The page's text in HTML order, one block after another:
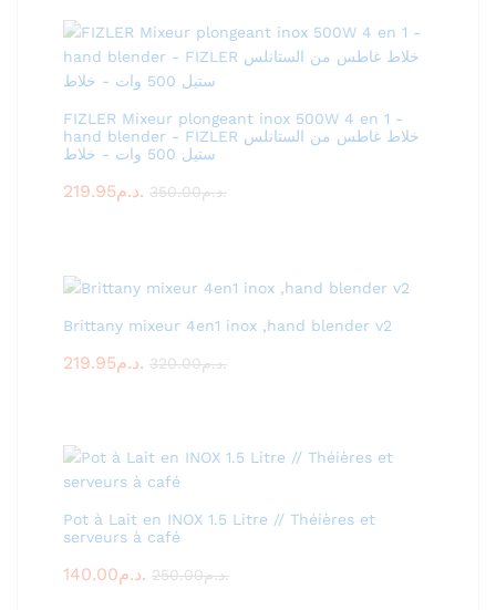
FIZLER Mixeur plongeant inox 500W 4 en 1 -
hand blender - FIZLER خلاط غاطس من الستانلس
ستيل 500 وات - خلاط
219.95 د.م. 350.00 د.م.
Brittany mixeur 4en1 inox ,hand blender v2
219.95 د.م. 320.00 د.م.
Pot à Lait en INOX 1.5 Litre // Théières et
serveurs à café
140.00 د.م. 250.00 د.م.